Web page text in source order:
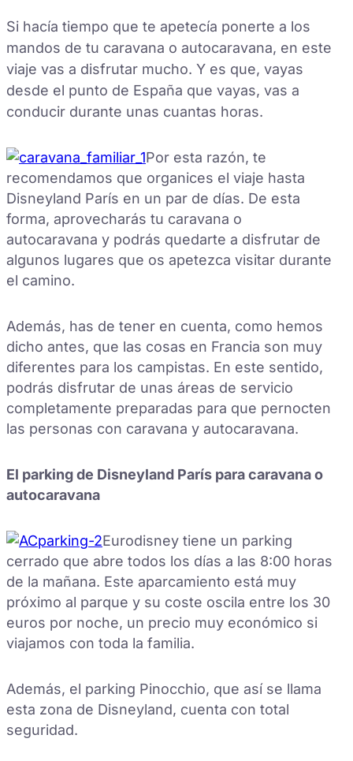
Si hacía tiempo que te apetecía ponerte a los
mandos de tu caravana o autocaravana, en este
viaje vas a disfrutar mucho. Y es que, vayas
desde el punto de España que vayas, vas a
conducir durante unas cuantas horas.
Por esta razón, te
recomendamos que organices el viaje hasta
Disneyland París en un par de días. De esta
forma, aprovecharás tu caravana o
autocaravana y podrás quedarte a disfrutar de
algunos lugares que os apetezca visitar durante
el camino.
Además, has de tener en cuenta, como hemos
dicho antes, que las cosas en Francia son muy
diferentes para los campistas. En este sentido,
podrás disfrutar de unas áreas de servicio
completamente preparadas para que pernocten
las personas con caravana y autocaravana.
El parking de Disneyland París para caravana o
autocaravana
Eurodisney tiene un parking
cerrado que abre todos los días a las 8:00 horas
de la mañana. Este aparcamiento está muy
próximo al parque y su coste oscila entre los 30
euros por noche, un precio muy económico si
viajamos con toda la familia.
Además, el parking Pinocchio, que así se llama
esta zona de Disneyland, cuenta con total
seguridad.